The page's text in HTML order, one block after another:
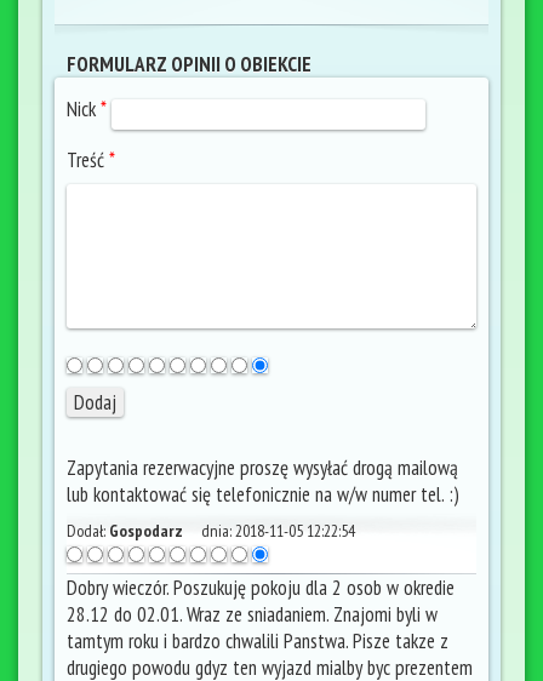
FORMULARZ OPINII O OBIEKCIE
Nick*
Treść*
Zapytania rezerwacyjne proszę wysyłać drogą mailową
lub kontaktować się telefonicznie na w/w numer tel. :)
Dodał: Gospodarz dnia:2018-11-05 12:22:54
Dobry wieczór. Poszukuję pokoju dla 2 osob w okredie
28.12 do 02.01. Wraz ze sniadaniem. Znajomi byli w
tamtym roku i bardzo chwalili Panstwa. Pisze takze z
drugiego powodu gdyz ten wyjazd mialby byc prezentem